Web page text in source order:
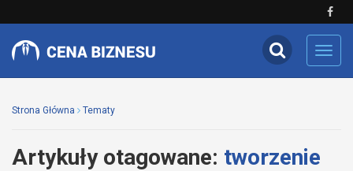
Strona Główna Tematy
Artykuły otagowane: tworzenie